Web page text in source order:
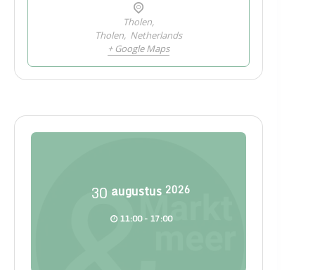
Tholen,
Tholen, Netherlands
+ Google Maps
30 augustus 2026
11:00 - 17:00